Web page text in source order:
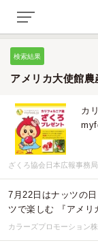
検索結果
アメリカ大使館
カ
ざくろ協会日本広報事務局
7月22日はナッツの
ツで楽しむ 『アメリ
カラーズプロモーション